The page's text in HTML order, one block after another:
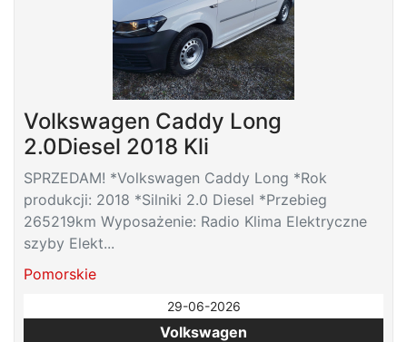
Volkswagen Caddy Long
2.0Diesel 2018 Kli
SPRZEDAM! *Volkswagen Caddy Long *Rok
produkcji: 2018 *Silniki 2.0 Diesel *Przebieg
265219km Wyposażenie: Radio Klima Elektryczne
szyby Elekt...
Pomorskie
29-06-2026
Volkswagen